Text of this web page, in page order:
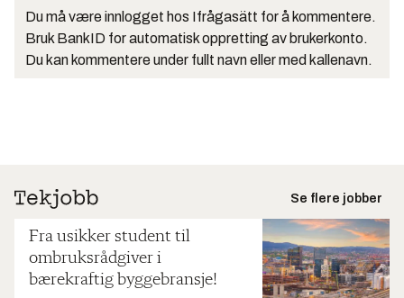
Du må være innlogget hos Ifrågasätt for å kommentere.
Bruk BankID for automatisk oppretting av brukerkonto.
Du kan kommentere under fullt navn eller med kallenavn.
Se flere jobber
Fra usikker student til
ombruksrådgiver i
bærekraftig byggebransje!